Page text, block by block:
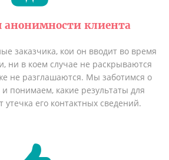
анонимности клиента
заказчика, кои он вводит во время
ни в коем случае не раскрываются
не разглашаются. Мы заботимся о
понимаем, какие результаты для
утечка его контактных сведений.